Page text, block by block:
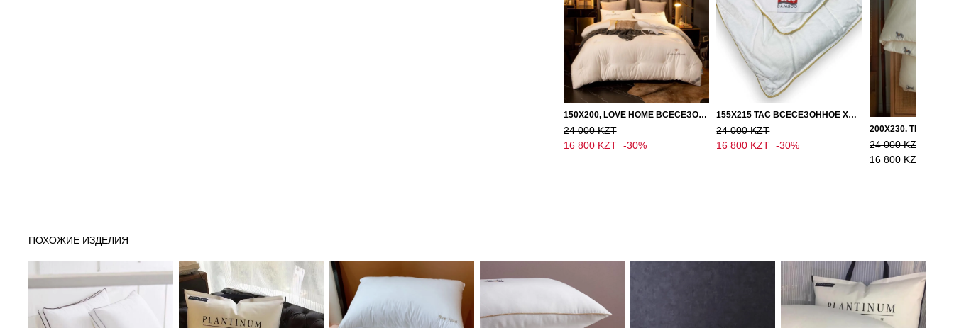
150Х200, LOVE HOME ВСЕСЕЗОННОЕ ОДЕЯЛО ИЗ ХЛОПКА С НАПОЛНИТЕЛЕМ МИКРОГЕЛЬ
24 000 KZT
16 800 KZT -30%
155Х215 TAC ВСЕСЕЗОННОЕ ХЛОПКОВОЕ ОДЕЯЛО ИЗ БАМБУКОВОГО ВОЛОКНА
24 000 KZT
16 800 KZT -30%
24 000 KZT
16 800 KZT
ПОХОЖИЕ ИЗДЕЛИЯ